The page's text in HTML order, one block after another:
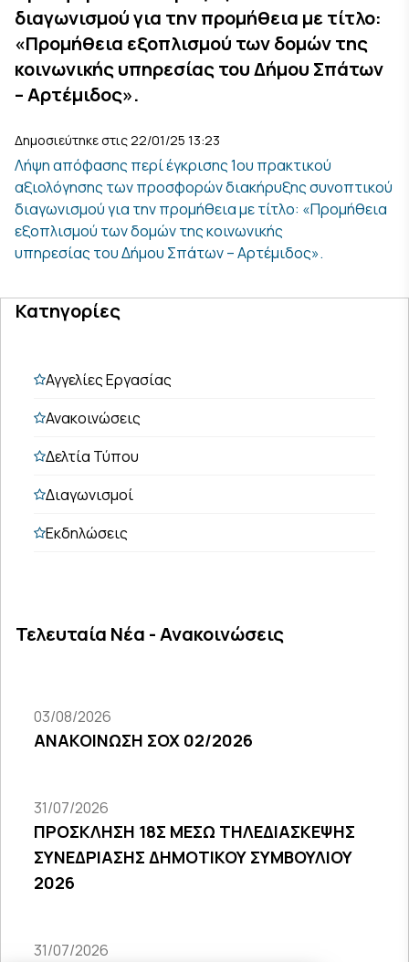
διαγωνισμού για την προμήθεια με τίτλο:
«Προμήθεια εξοπλισμού των δομών της
κοινωνικής υπηρεσίας του Δήμου Σπάτων
– Αρτέμιδος».
Δημοσιεύτηκε στις 22/01/25 13:23
Λήψη απόφασης περί έγκρισης 1ου πρακτικού
αξιολόγησης των προσφορών διακήρυξης συνοπτικού
διαγωνισμού για την προμήθεια με τίτλο: «Προμήθεια
εξοπλισμού των δομών της κοινωνικής
υπηρεσίας του Δήμου Σπάτων – Αρτέμιδος».
Κατηγορίες
Αγγελίες Εργασίας
Ανακοινώσεις
Δελτία Τύπου
Διαγωνισμοί
Εκδηλώσεις
Τελευταία Νέα - Ανακοινώσεις
03/08/2026
ΑΝΑΚΟΙΝΩΣΗ ΣΟΧ 02/2026
31/07/2026
ΠΡΟΣΚΛΗΣΗ 18Σ ΜΕΣΩ ΤΗΛΕΔΙΑΣΚΕΨΗΣ
ΣΥΝΕΔΡΙΑΣΗΣ ΔΗΜΟΤΙΚΟΥ ΣΥΜΒΟΥΛΙΟΥ
2026
31/07/2026